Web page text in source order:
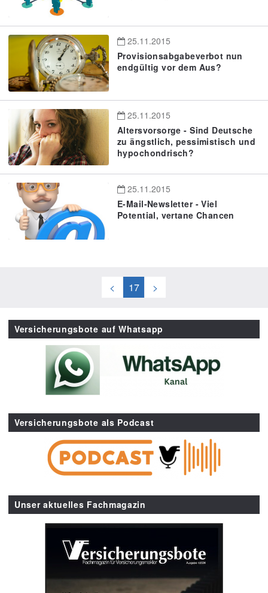
25.11.2015
Provisionsabgabeverbot nun
endgültig vor dem Aus?
25.11.2015
Altersvorsorge - Sind Deutsche
zu ängstlich, pessimistisch und
hypochondrisch?
25.11.2015
E-Mail-Newsletter - Viel
Potential, vertane Chancen
< 17 >
Versicherungsbote auf Whatsapp
Versicherungsbote als Podcast
Unser aktuelles Fachmagazin